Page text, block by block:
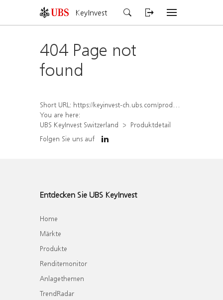
KeyInvest
404 Page not
found
Short URL: https://keyinvest-ch.ubs.com/produkt/detail/index/isin/CH1579756276
You are here:
UBS KeyInvest Switzerland
Produktdetail
Folgen Sie uns auf
Entdecken Sie UBS KeyInvest
Home
Märkte
Produkte
Renditemonitor
Anlagethemen
TrendRadar